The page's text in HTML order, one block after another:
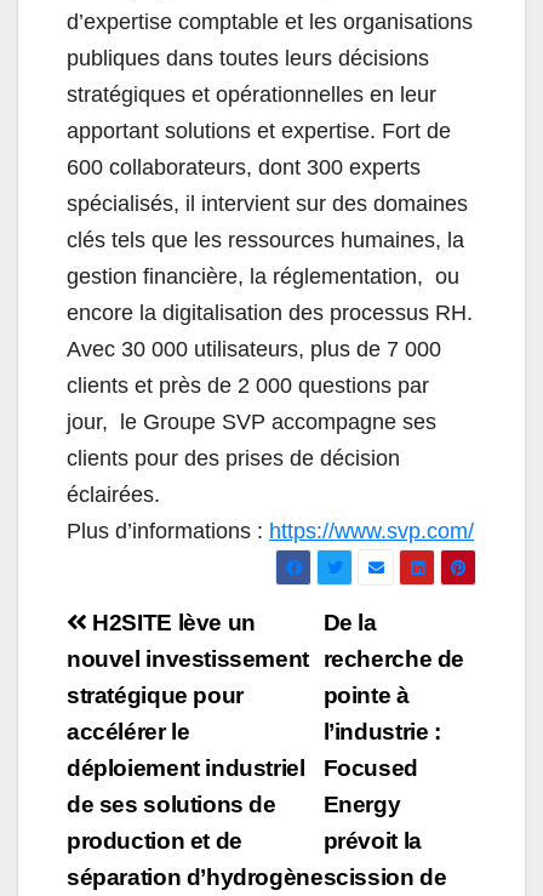
d’expertise comptable et les organisations
publiques dans toutes leurs décisions
stratégiques et opérationnelles en leur
apportant solutions et expertise. Fort de
600 collaborateurs, dont 300 experts
spécialisés, il intervient sur des domaines
clés tels que les ressources humaines, la
gestion financière, la réglementation, ou
encore la digitalisation des processus RH.
Avec 30 000 utilisateurs, plus de 7 000
clients et près de 2 000 questions par
jour, le Groupe SVP accompagne ses
clients pour des prises de décision
éclairées.
Plus d’informations : https://www.svp.com/
Navigation
de
l’article
De la
recherche de
pointe à
l’industrie :
Focused
Energy
prévoit la
scission de
H2SITE lève un
nouvel investissement
stratégique pour
accélérer le
déploiement industriel
de ses solutions de
production et de
séparation d’hydrogène